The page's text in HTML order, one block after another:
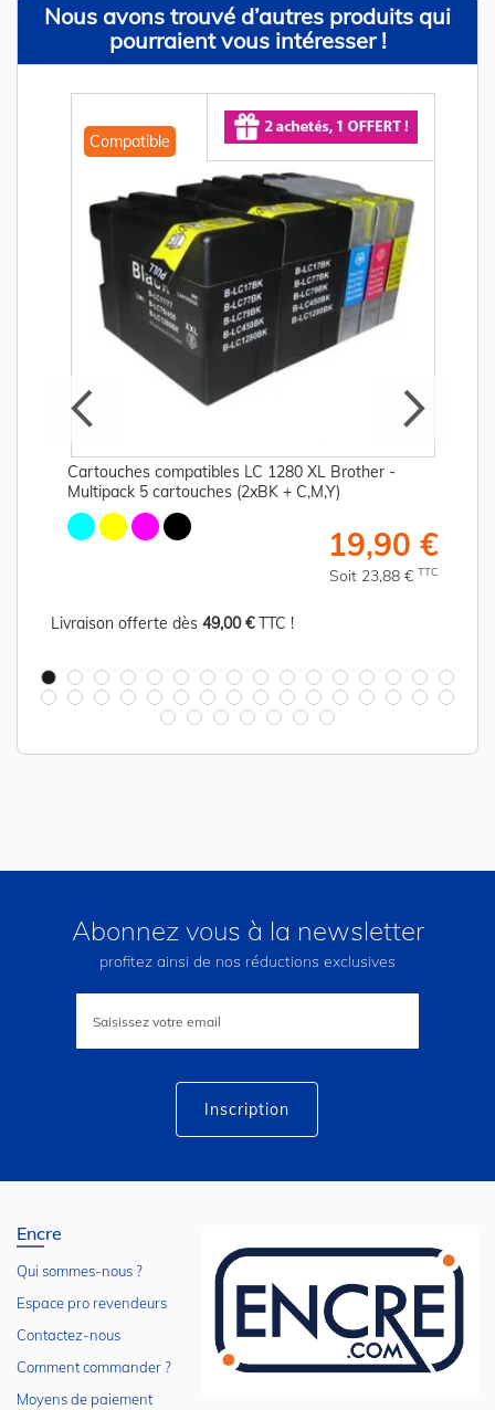
Nous avons trouvé d’autres produits qui
pourraient vous intéresser !
Compatible
Cartouches compatibles LC 1280 XL Brother -
Multipack 5 cartouches (2xBK + C,M,Y)
19,90 €
Soit 23,88 € TTC
Livraison offerte dès 49,00 €TTC !
Abonnez vous à la newsletter
profitez ainsi de nos réductions exclusives
lettre
Inscription
Encre
Qui sommes-nous ?
Espace pro revendeurs
Contactez-nous
Comment commander ?
Moyens de paiement